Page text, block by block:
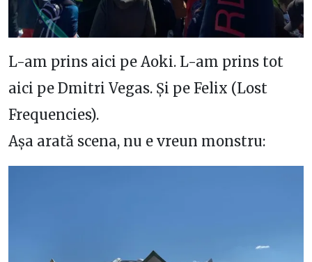
L-am prins aici pe Aoki. L-am prins tot
aici pe Dmitri Vegas. Și pe Felix (Lost
Frequencies).
Așa arată scena, nu e vreun monstru: